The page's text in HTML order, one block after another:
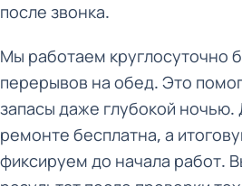
после звонка.
Мы работаем круглосуточно
перерывов на обед. Это
запасы даже глубокой ночью.
ремонте бесплатна, а
фиксируем до начала работ.